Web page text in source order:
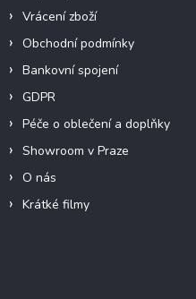
Vrácení zboží
Obchodní podmínky
Bankovní spojení
GDPR
Péče o oblečení a doplňky
Showroom v Praze
O nás
Krátké filmy